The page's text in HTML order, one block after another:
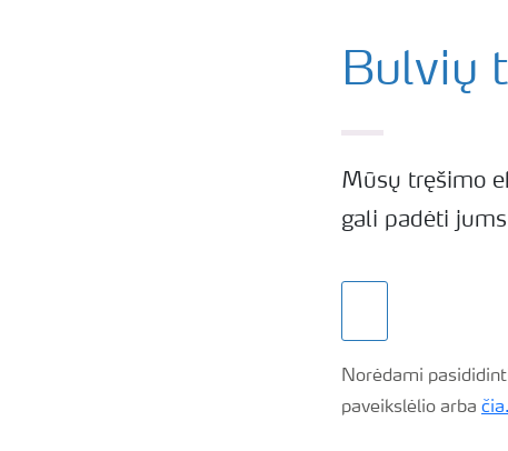
Bulvių
Mūsų tręšimo
gali padėti
Norėdami
paveikslėlio arba čia.